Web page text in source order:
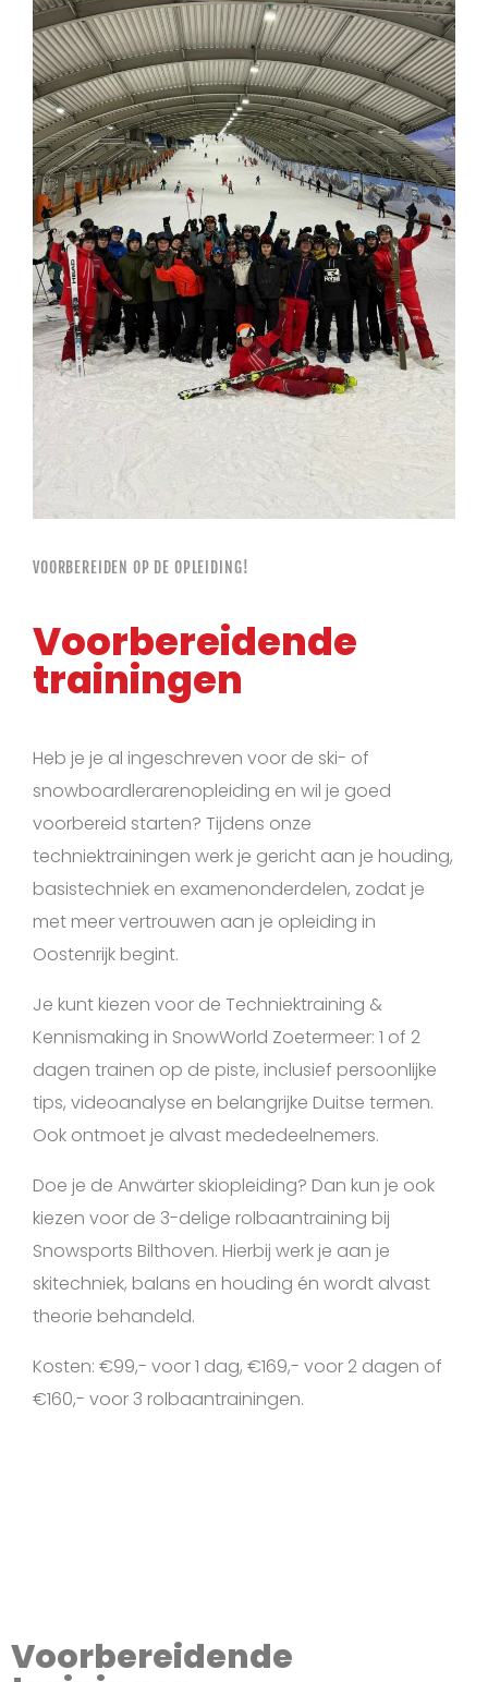
VOORBEREIDEN OP DE OPLEIDING!
Voorbereidende
trainingen
Heb je je al ingeschreven voor de ski- of
snowboardlerarenopleiding en wil je goed
voorbereid starten? Tijdens onze
techniektrainingen werk je gericht aan je houding,
basistechniek en examenonderdelen, zodat je
met meer vertrouwen aan je opleiding in
Oostenrijk begint.
Je kunt kiezen voor de Techniektraining &
Kennismaking in SnowWorld Zoetermeer: 1 of 2
dagen trainen op de piste, inclusief persoonlijke
tips, videoanalyse en belangrijke Duitse termen.
Ook ontmoet je alvast mededeelnemers.
Doe je de Anwärter skiopleiding? Dan kun je ook
kiezen voor de 3-delige rolbaantraining bij
Snowsports Bilthoven. Hierbij werk je aan je
skitechniek, balans en houding én wordt alvast
theorie behandeld.
Kosten: €99,- voor 1 dag, €169,- voor 2 dagen of
€160,- voor 3 rolbaantrainingen.
Voorbereidende